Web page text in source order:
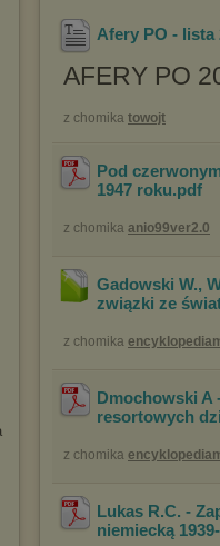
Afery PO - lista
AFERY PO
z chomika towojt
Pod
1947 roku.pdf
z chomika anio99ver2.0
Gadowski W.,
związki ze
z chomika
Dmochowski A
resortowych
z chomika
Lukas R.C. -
niemiecką